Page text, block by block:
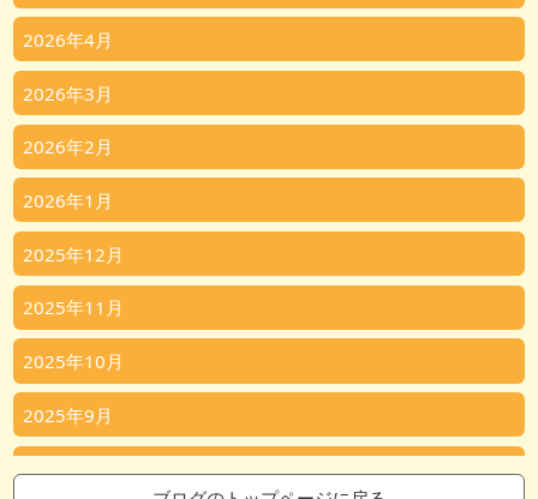
2026年4月
2026年3月
2026年2月
2026年1月
2025年12月
2025年11月
2025年10月
2025年9月
2025年8月